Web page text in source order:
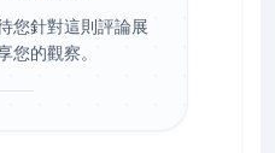
您針對這則評論展
您的觀察。